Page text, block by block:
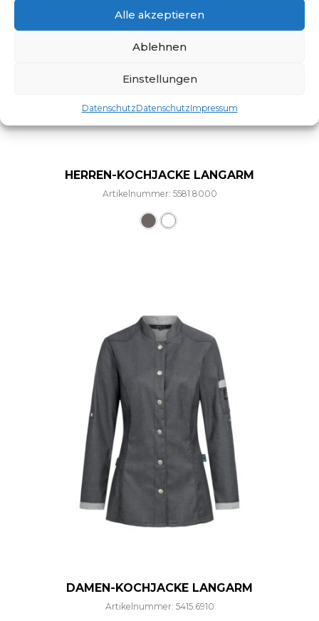
Alle akzeptieren
Ablehnen
Einstellungen
DatenschutzDatenschutzImpressum
HERREN-KOCHJACKE LANGARM
Artikelnummer: 5581.8000
DAMEN-KOCHJACKE LANGARM
Artikelnummer: 5415.6910